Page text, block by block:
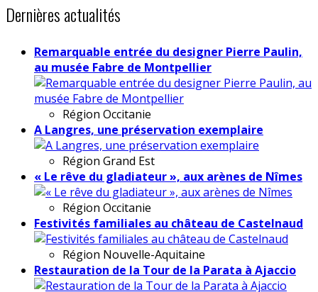
Dernières actualités
Remarquable entrée du designer Pierre Paulin,
au musée Fabre de Montpellier
Région Occitanie
A Langres, une préservation exemplaire
Région Grand Est
« Le rêve du gladiateur », aux arènes de Nîmes
Région Occitanie
Festivités familiales au château de Castelnaud
Région Nouvelle-Aquitaine
Restauration de la Tour de la Parata à Ajaccio